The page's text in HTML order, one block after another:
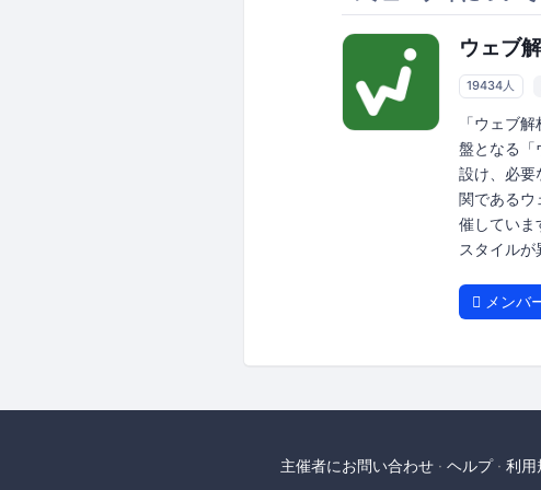
ウェブ
19434人
「ウェブ
盤となる「
設け、必要
関であるウ
催していま
スタイルが
メンバ
主催者にお問い合わせ ヘルプ 利用